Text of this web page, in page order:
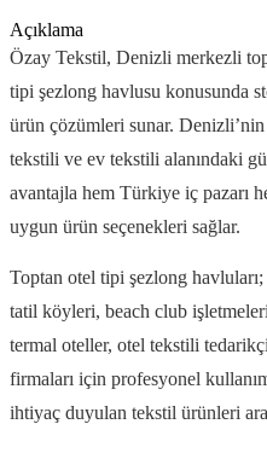
Açıklama
Özay Tekstil, Denizli merkezli
tipi şezlong havlusu konusunda
ürün çözümleri sunar.
tekstili ve ev tekstili alanındaki
avantajla hem Türkiye iç pazarı
uygun ürün seçenekleri sağlar.
Toptan otel tipi şezlong
tatil köyleri, beach club
termal oteller, otel tekstili
firmaları için profesyonel
ihtiyaç duyulan tekstil ürünleri